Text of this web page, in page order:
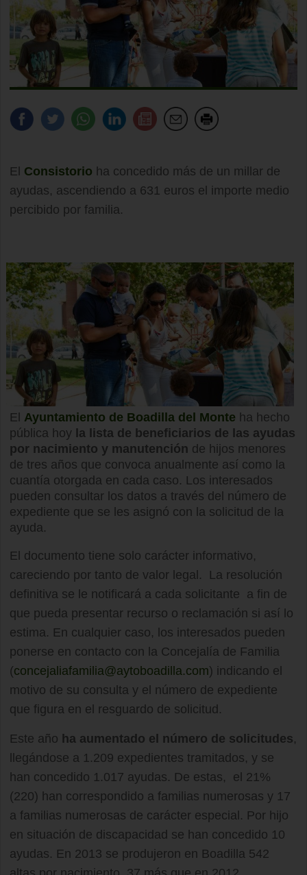
El Consistorio ha concedido más de un millar de
ayudas, ascendiendo a 631 euros el importe medio
percibido por familia.
El Ayuntamiento de Boadilla del Monte ha hecho
pública hoy la lista de beneficiarios de las ayudas
por nacimiento y manutención de hijos menores
de tres años que convoca anualmente así como la
cuantía otorgada en cada caso. Los interesados
pueden consultar los datos a través del número de
expediente que se les asignó con la solicitud de la
ayuda.
El documento tiene solo carácter informativo,
careciendo por tanto de valor legal. La resolución
definitiva se le notificará a cada solicitante a fin de
que pueda presentar recurso o reclamación si así lo
estima. En cualquier caso, los interesados pueden
ponerse en contacto con la Concejalía de Familia
(concejaliafamilia@aytoboadilla.com) indicando el
motivo de su consulta y el número de expediente
que figura en el resguardo de solicitud.
Este año ha aumentado el número de solicitudes,
llegándose a 1.209 expedientes tramitados, y se
han concedido 1.017 ayudas. De estas, el 21%
(220) han correspondido a familias numerosas y 17
a familias numerosas de carácter especial. Por hijo
en situación de discapacidad se han concedido 10
ayudas. En 2013 se produjeron en Boadilla 542